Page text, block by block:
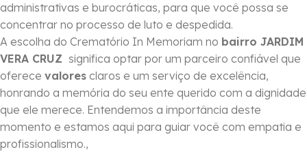
administrativas e burocráticas, para que você possa se
concentrar no processo de luto e despedida.
A escolha do Crematório In Memoriam no bairro JARDIM
VERA CRUZ significa optar por um parceiro confiável que
oferece valores claros e um serviço de excelência,
honrando a memória do seu ente querido com a dignidade
que ele merece. Entendemos a importância deste
momento e estamos aqui para guiar você com empatia e
profissionalismo.,